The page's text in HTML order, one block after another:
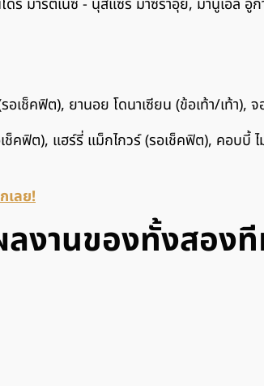
มาร์ติเนซ - นุสแซร์ มาซราอุย, มานูเอล อูก
ช็คฟิต), ยานอย โดนาเซียน (ข้อเท้า/เท้า), จ
ช็คฟิต), แฮร์รี่ แม็กไกวร์ (รอเช็คฟิต), คอบบี้
เลย!
ลงานของทั้งสอง